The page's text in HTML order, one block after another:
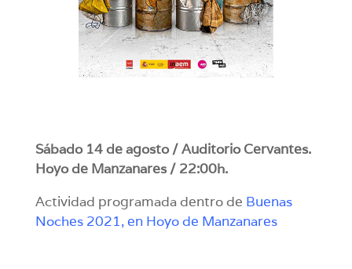
Sábado 14 de agosto / Auditorio Cervantes.
Hoyo de Manzanares / 22:00h.
Actividad programada dentro de Buenas
Noches 2021, en Hoyo de Manzanares